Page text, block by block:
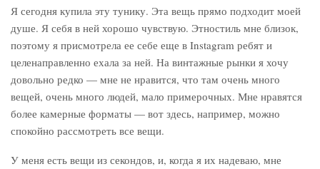
Я сегодня купила эту тунику. Эта вещь прямо подходит моей
душе. Я себя в ней хорошо чувствую. Этностиль мне близок,
поэтому я присмотрела ее себе еще в Instagram ребят и
целенаправленно ехала за ней. На винтажные рынки я хочу
довольно редко — мне не нравится, что там очень много
вещей, очень много людей, мало примерочных. Мне нравятся
более камерные форматы — вот здесь, например, можно
спокойно рассмотреть все вещи.
У меня есть вещи из секондов, и, когда я их надеваю, мне